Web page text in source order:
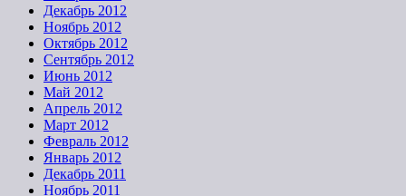
Декабрь 2012
Ноябрь 2012
Октябрь 2012
Сентябрь 2012
Июнь 2012
Май 2012
Апрель 2012
Март 2012
Февраль 2012
Январь 2012
Декабрь 2011
Ноябрь 2011